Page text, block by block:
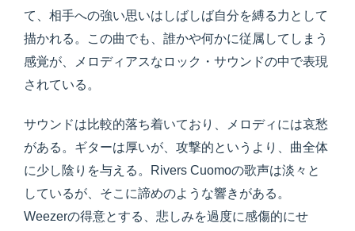
て、相手への強い思いはしばしば自分を縛る力として
描かれる。この曲でも、誰かや何かに従属してしまう
感覚が、メロディアスなロック・サウンドの中で表現
されている。
サウンドは比較的落ち着いており、メロディには哀愁
がある。ギターは厚いが、攻撃的というより、曲全体
に少し陰りを与える。Rivers Cuomoの歌声は淡々と
しているが、そこに諦めのような響きがある。
Weezerの得意とする、悲しみを過度に感傷的にせ